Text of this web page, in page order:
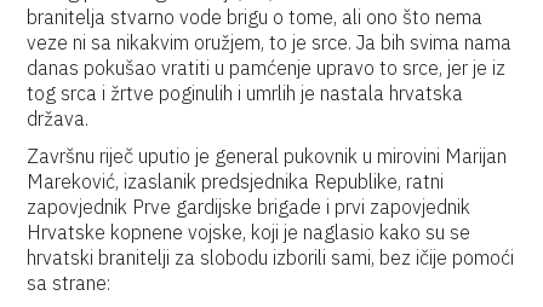
branitelja stvarno vode brigu o tome, ali ono što nema
veze ni sa nikakvim oružjem, to je srce. Ja bih svima nama
danas pokušao vratiti u pamćenje upravo to srce, jer je iz
tog srca i žrtve poginulih i umrlih je nastala hrvatska
država.
Završnu riječ uputio je general pukovnik u mirovini Marijan
Mareković, izaslanik predsjednika Republike, ratni
zapovjednik Prve gardijske brigade i prvi zapovjednik
Hrvatske kopnene vojske, koji je naglasio kako su se
hrvatski branitelji za slobodu izborili sami, bez ičije pomoći
sa strane: